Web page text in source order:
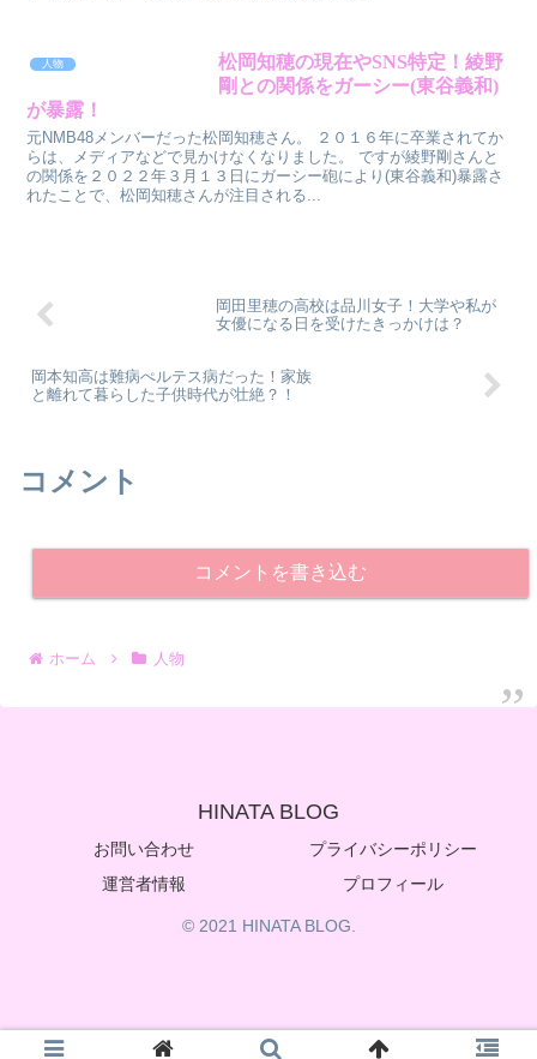
人物
松岡知穂の現在やSNS特定！綾野
剛との関係をガーシー(東谷義和)
が暴露！
元NMB48メンバーだった松岡知穂さん。 ２０１６年に卒業されてか
らは、メディアなどで見かけなくなりました。 ですが綾野剛さんと
の関係を２０２２年３月１３日にガーシー砲により(東谷義和)暴露さ
れたことで、松岡知穂さんが注目される...
岡田里穂の高校は品川女子！大学や私が
女優になる日を受けたきっかけは？
岡本知高は難病ぺルテス病だった！家族
と離れて暮らした子供時代が壮絶？！
コメント
コメントを書き込む
ホーム 人物
HINATA BLOG
お問い合わせ
プライバシーポリシー
運営者情報
プロフィール
© 2021 HINATA BLOG.